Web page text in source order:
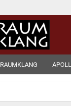
RAUMKLANG